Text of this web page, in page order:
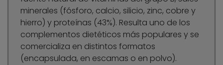
minerales (fósforo, calcio, silicio, zinc, cobre y
hierro) y proteínas (43%). Resulta uno de los
complementos dietéticos más populares y se
comercializa en distintos formatos
(encapsulada, en escamas o en polvo).